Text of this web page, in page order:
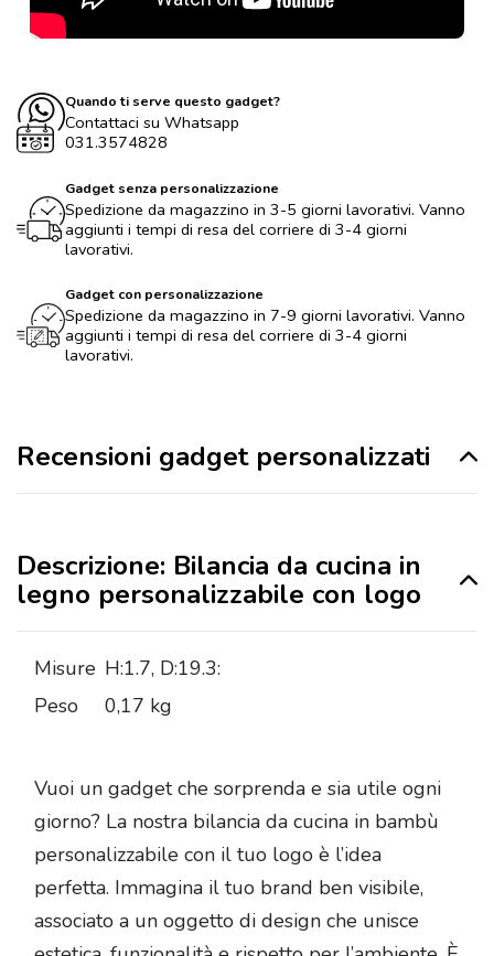
Quando ti serve questo gadget?
Contattaci su Whatsapp
031.3574828
Gadget senza personalizzazione
Spedizione da magazzino in 3-5 giorni lavorativi. Vanno
aggiunti i tempi di resa del corriere di 3-4 giorni
lavorativi.
Gadget con personalizzazione
Spedizione da magazzino in 7-9 giorni lavorativi. Vanno
aggiunti i tempi di resa del corriere di 3-4 giorni
lavorativi.
Recensioni gadget personalizzati
Descrizione: Bilancia da cucina in
legno personalizzabile con logo
Misure H:1.7, D:19.3:
Peso
0,17 kg
Vuoi un gadget che sorprenda e sia utile ogni
giorno? La nostra bilancia da cucina in bambù
personalizzabile con il tuo logo è l’idea
perfetta. Immagina il tuo brand ben visibile,
associato a un oggetto di design che unisce